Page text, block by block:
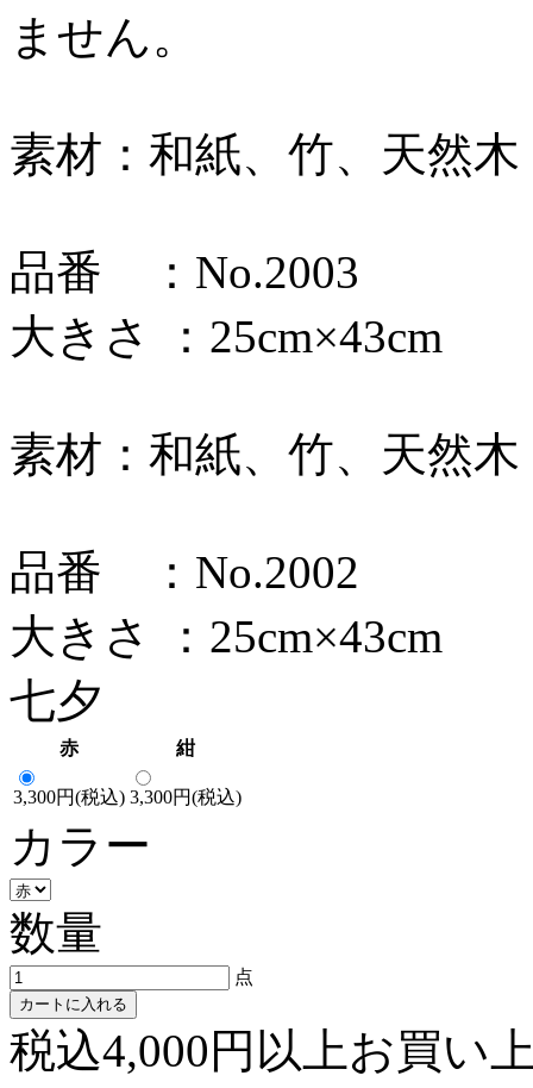
ません。
素材：和紙、竹、天然木
品番 ：No.2003
大きさ ：25cm×43cm
素材：和紙、竹、天然木
品番 ：No.2002
大きさ ：25cm×43cm
七夕
赤 紺
3,300円(税込) 3,300円(税込)
カラー
数量
点
カートに入れる
税込4,000円以上お買い